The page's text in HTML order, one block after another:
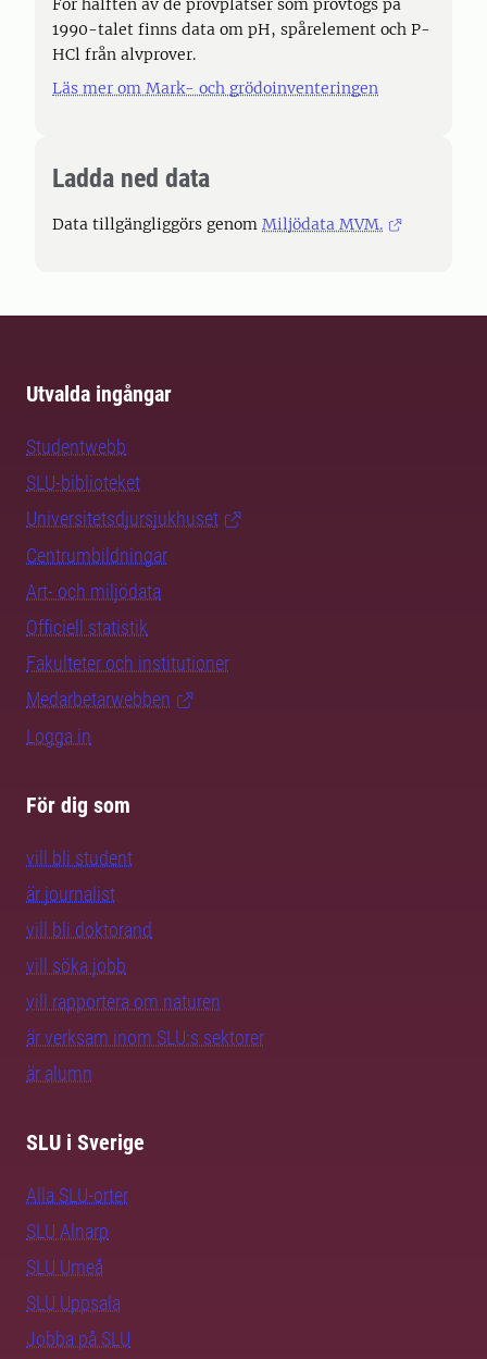
För hälften av de provplatser som provtogs på
1990-talet finns data om pH, spårelement och P-
HCl från alvprover.
Läs mer om Mark- och grödoinventeringen
Ladda ned data
Data tillgängliggörs genom Miljödata MVM.
Utvalda ingångar
Studentwebb
SLU-biblioteket
Universitetsdjursjukhuset
Centrumbildningar
Art- och miljödata
Officiell statistik
Fakulteter och institutioner
Medarbetarwebben
Logga in
För dig som
vill bli student
är journalist
vill bli doktorand
vill söka jobb
vill rapportera om naturen
är verksam inom SLU:s sektorer
är alumn
SLU i Sverige
Alla SLU-orter
SLU Alnarp
SLU Umeå
SLU Uppsala
Jobba på SLU